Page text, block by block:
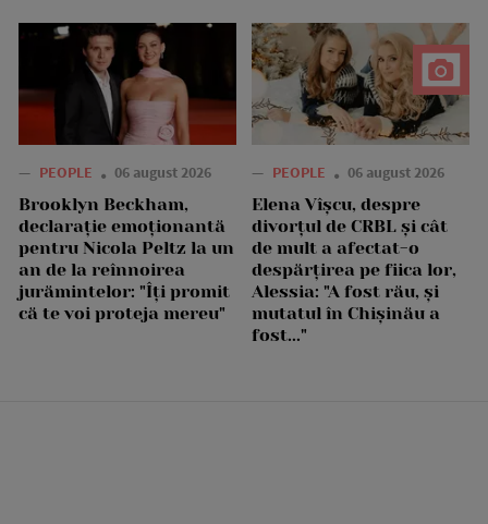
— PEOPLE 06 august 2026
Brooklyn Beckham,
declarație emoționantă
pentru Nicola Peltz la un
an de la reînnoirea
jurămintelor: "Îți promit
că te voi proteja mereu"
— PEOPLE 06 august 2026
Elena Vîșcu, despre
divorțul de CRBL și cât
de mult a afectat-o
despărțirea pe fiica lor,
Alessia: "A fost rău, și
mutatul în Chișinău a
fost..."